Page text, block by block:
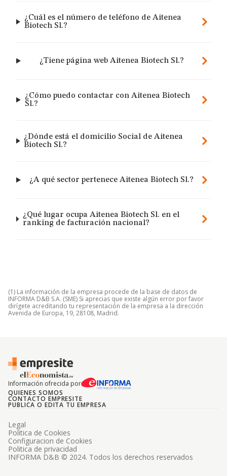
¿Cuál es el número de teléfono de Aitenea
Biotech Sl.?
¿Tiene página web Aitenea Biotech Sl.?
¿Cómo puedo contactar con Aitenea Biotech
Sl.?
¿Dónde está el domicilio Social de Aitenea
Biotech Sl.?
¿A qué sector pertenece Aitenea Biotech Sl.?
¿Qué lugar ocupa Aitenea Biotech Sl. en el
ranking de facturación nacional?
(1) La información de la empresa procede de la base de datos de
INFORMA D&B S.A. (SME) Si aprecias que existe algún error por favor
dirígete acreditando tu representación de la empresa a la dirección
Avenida de Europa, 19, 28108, Madrid.
Información ofrecida por
QUIENES SOMOS
CONTACTO EMPRESITE
PUBLICA O EDITA TU EMPRESA
INFORMA D&B © 2024. Todos los derechos reservados
Legal
Politica de Cookies
Configuracion de Cookies
Politica de privacidad